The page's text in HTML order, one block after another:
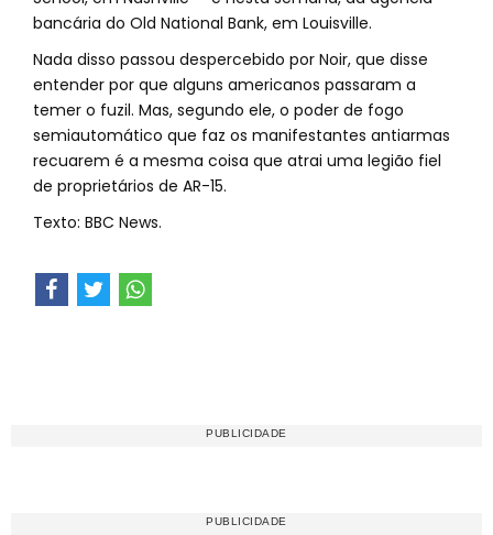
bancária do Old National Bank, em Louisville.
Nada disso passou despercebido por Noir, que disse
entender por que alguns americanos passaram a
temer o fuzil. Mas, segundo ele, o poder de fogo
semiautomático que faz os manifestantes antiarmas
recuarem é a mesma coisa que atrai uma legião fiel
de proprietários de AR-15.
Texto: BBC News.